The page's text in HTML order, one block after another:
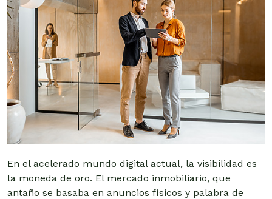
En el acelerado mundo digital actual, la visibilidad es
la moneda de oro. El mercado inmobiliario, que
antaño se basaba en anuncios físicos y palabra de